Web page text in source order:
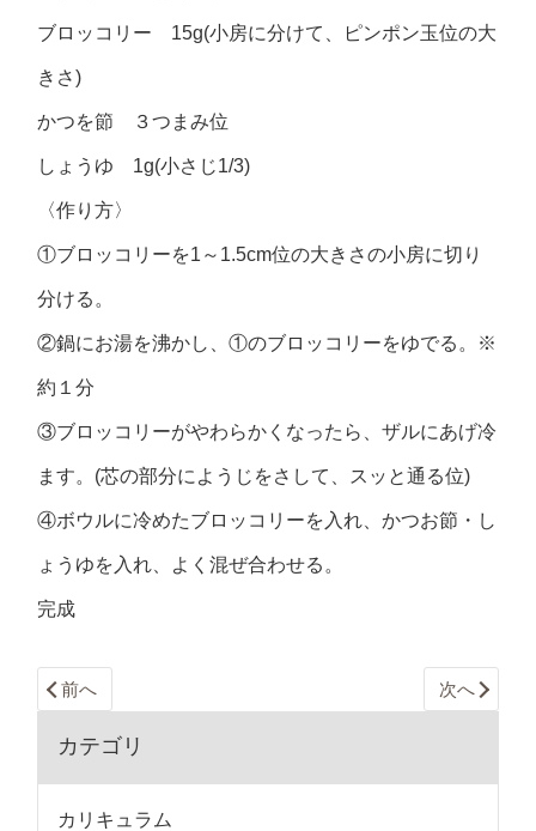
ブロッコリー 15g(小房に分けて、ピンポン玉位の大
きさ)
かつを節 ３つまみ位
しょうゆ 1g(小さじ1/3)
〈作り方〉
①ブロッコリーを1～1.5cm位の大きさの小房に切り
分ける。
②鍋にお湯を沸かし、①のブロッコリーをゆでる。※
約１分
③ブロッコリーがやわらかくなったら、ザルにあげ冷
ます。(芯の部分にようじをさして、スッと通る位)
④ボウルに冷めたブロッコリーを入れ、かつお節・し
ょうゆを入れ、よく混ぜ合わせる。
完成
前へ 次へ
カテゴリ
カリキュラム